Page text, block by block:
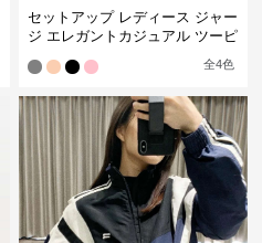
セットアップ レディース ジャー
ジ エレガントカジュアル ツーピ
全4色